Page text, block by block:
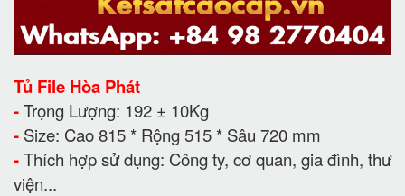
Tủ File Hòa Phát
-Trọng Lượng: 192 ± 10Kg
- Size: Cao 815 * Rộng 515 * Sâu 720 mm
-Thích hợp sử dụng: Công ty, cơ quan, gia đình, thư
viện...